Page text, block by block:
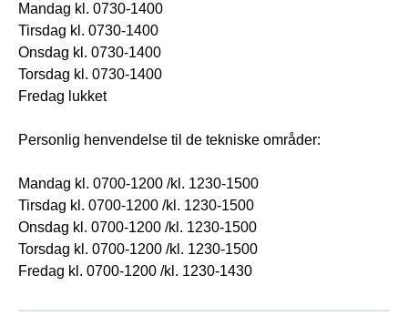
Mandag kl. 0730-1400
Tirsdag kl. 0730-1400
Onsdag kl. 0730-1400
Torsdag kl. 0730-1400
Fredag lukket
Personlig henvendelse til de tekniske områder:
Mandag kl. 0700-1200 /kl. 1230-1500
Tirsdag kl. 0700-1200 /kl. 1230-1500
Onsdag kl. 0700-1200 /kl. 1230-1500
Torsdag kl. 0700-1200 /kl. 1230-1500
Fredag kl. 0700-1200 /kl. 1230-1430